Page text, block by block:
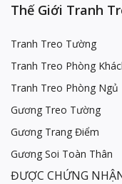
Thế Giới Tranh
Tranh Treo Tường
Tranh Treo Phòng
Tranh Treo Phòng Ngủ
Gương Treo Tường
Gương Trang Điểm
Gương Soi Toàn Thân
ĐƯỢC CHỨNG